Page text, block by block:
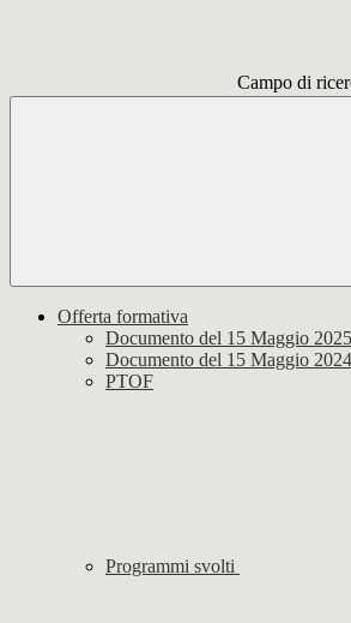
Campo di
Offerta formativa
Documento del 15 Maggio
Documento del 15 Maggio
PTOF
Programmi svolti